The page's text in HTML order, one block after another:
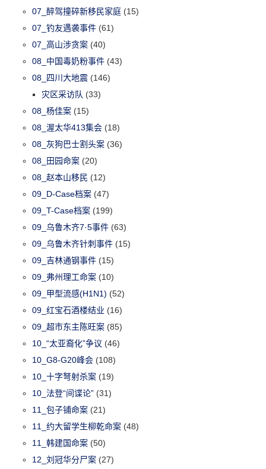
07_醉驾撞碎新移民家庭 (15)
07_钓友遇袭事件 (61)
07_高山涉贪案 (40)
08_中国毒奶粉事件 (43)
08_四川大地震 (146)
灾区采访队 (33)
08_杨佳案 (15)
08_渥太华413集会 (18)
08_灰狗巴士割头案 (36)
08_田园命案 (20)
08_赵本山移民 (12)
09_D-Case档案 (47)
09_T-Case档案 (199)
09_乌鲁木齐7·5事件 (63)
09_乌鲁木齐针刺事件 (15)
09_吉林通钢事件 (15)
09_弗州理工命案 (10)
09_甲型流感(H1N1) (52)
09_红宝石酒楼结业 (16)
09_超市东主陈旺案 (85)
10_“太亚裔化”争议 (46)
10_G8-G20峰会 (108)
10_十字弩射杀案 (19)
10_法登“间谍论” (31)
11_包子铺命案 (21)
11_约大留学生柳乾命案 (48)
11_韩建国命案 (50)
12_刘冠华分尸案 (27)